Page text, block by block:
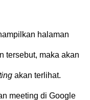
halaman
tersebut, maka akan
akan terlihat.
meeting di Google